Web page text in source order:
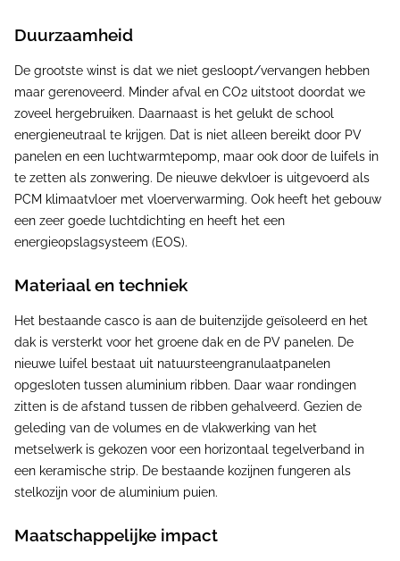
Duurzaamheid
De grootste winst is dat we niet gesloopt/vervangen hebben
maar gerenoveerd. Minder afval en CO2 uitstoot doordat we
zoveel hergebruiken. Daarnaast is het gelukt de school
energieneutraal te krijgen. Dat is niet alleen bereikt door PV
panelen en een luchtwarmtepomp, maar ook door de luifels in
te zetten als zonwering. De nieuwe dekvloer is uitgevoerd als
PCM klimaatvloer met vloerverwarming. Ook heeft het gebouw
een zeer goede luchtdichting en heeft het een
energieopslagsysteem (EOS).
Materiaal en techniek
Het bestaande casco is aan de buitenzijde geïsoleerd en het
dak is versterkt voor het groene dak en de PV panelen. De
nieuwe luifel bestaat uit natuursteengranulaatpanelen
opgesloten tussen aluminium ribben. Daar waar rondingen
zitten is de afstand tussen de ribben gehalveerd. Gezien de
geleding van de volumes en de vlakwerking van het
metselwerk is gekozen voor een horizontaal tegelverband in
een keramische strip. De bestaande kozijnen fungeren als
stelkozijn voor de aluminium puien.
Maatschappelijke impact